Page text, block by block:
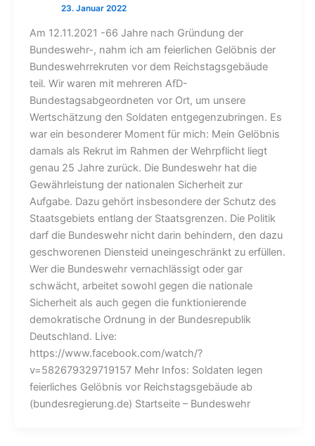
Am 12.11.2021 -66 Jahre nach Gründung der
Bundeswehr-, nahm ich am feierlichen Gelöbnis der
Bundeswehrrekruten vor dem Reichstagsgebäude
teil. Wir waren mit mehreren AfD-
Bundestagsabgeordneten vor Ort, um unsere
Wertschätzung den Soldaten entgegenzubringen. Es
war ein besonderer Moment für mich: Mein Gelöbnis
damals als Rekrut im Rahmen der Wehrpflicht liegt
genau 25 Jahre zurück. Die Bundeswehr hat die
Gewährleistung der nationalen Sicherheit zur
Aufgabe. Dazu gehört insbesondere der Schutz des
Staatsgebiets entlang der Staatsgrenzen. Die Politik
darf die Bundeswehr nicht darin behindern, den dazu
geschworenen Diensteid uneingeschränkt zu erfüllen.
Wer die Bundeswehr vernachlässigt oder gar
schwächt, arbeitet sowohl gegen die nationale
Sicherheit als auch gegen die funktionierende
demokratische Ordnung in der Bundesrepublik
Deutschland. Live:
https://www.facebook.com/watch/?
v=582679329719157 Mehr Infos: Soldaten legen
feierliches Gelöbnis vor Reichstagsgebäude ab
(bundesregierung.de) Startseite – Bundeswehr